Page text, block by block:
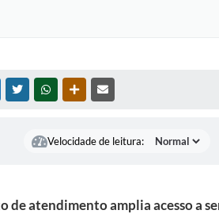
MESSENGER
TWITTERWHATSAPPOUTRAS MÍDIAS
Velocidade de leitura:
de atendimento amplia acesso a